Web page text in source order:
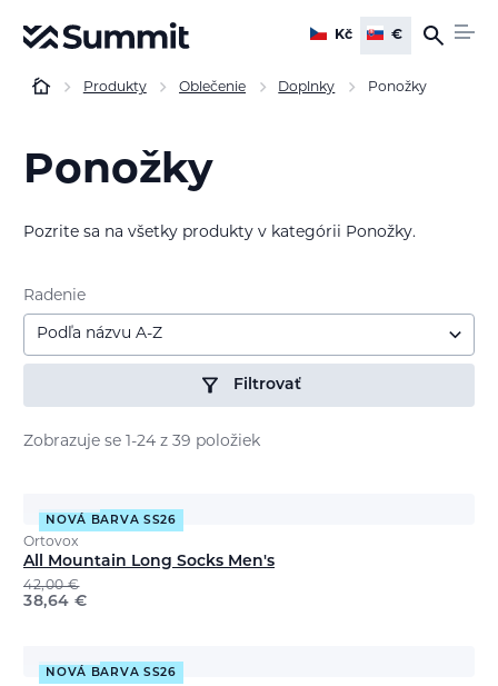
Kč €
Produkty Oblečenie Doplnky Ponožky
Ponožky
Pozrite sa na všetky produkty v kategórii Ponožky.
Radenie
Podľa názvu A-Z
Filtrovať
Zobrazuje se 1-24 z 39 položiek
NOVÁ BARVA SS26
Ortovox
All Mountain Long Socks Men's
42,00€
38,64 €
NOVÁ BARVA SS26